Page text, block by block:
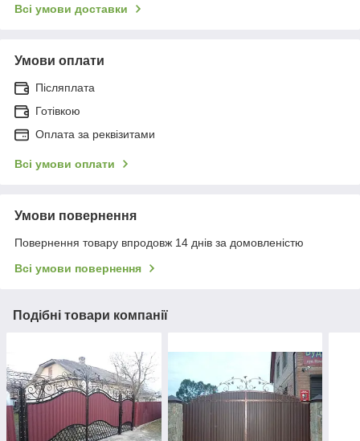
Всі умови доставки
Умови оплати
Післяплата
Готівкою
Оплата за реквізитами
Всі умови оплати
Умови повернення
Повернення товару впродовж 14 днів за домовленістю
Всі умови повернення
Подібні товари компанії